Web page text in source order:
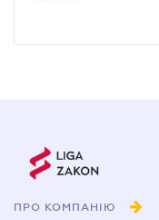
ПРО КОМПАНІЮ